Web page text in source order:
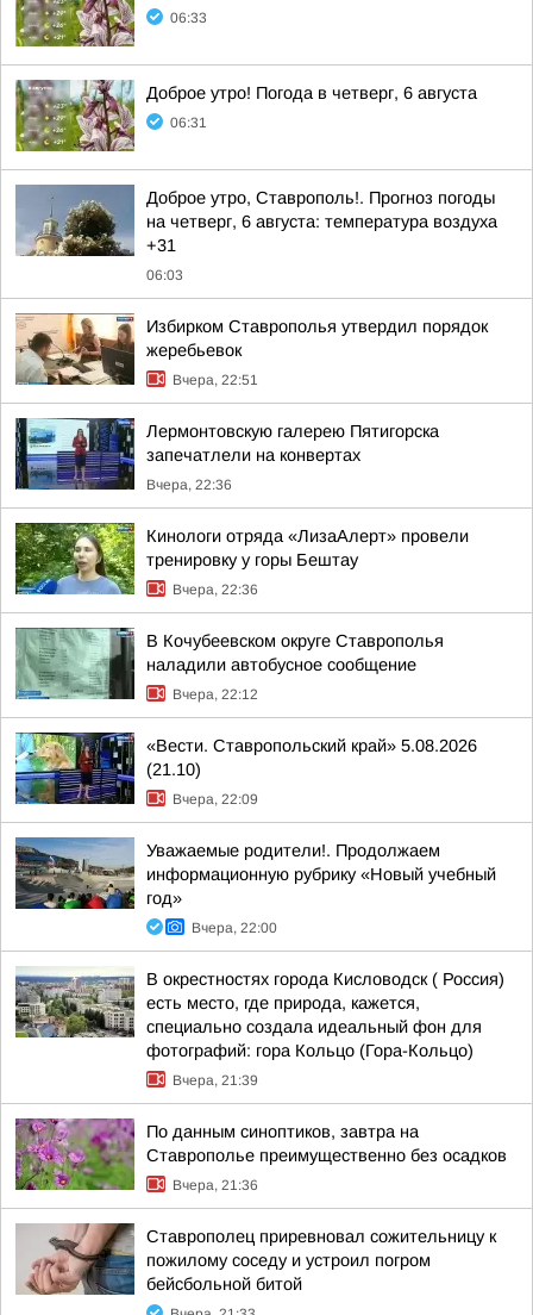
06:33
Доброе утро! Погода в четверг, 6 августа
06:31
Доброе утро, Ставрополь!. Прогноз погоды
на четверг, 6 августа: температура воздуха
+31
06:03
Избирком Ставрополья утвердил порядок
жеребьевок
Вчера, 22:51
Лермонтовскую галерею Пятигорска
запечатлели на конвертах
Вчера, 22:36
Кинологи отряда «ЛизаАлерт» провели
тренировку у горы Бештау
Вчера, 22:36
В Кочубеевском округе Ставрополья
наладили автобусное сообщение
Вчера, 22:12
«Вести. Ставропольский край» 5.08.2026
(21.10)
Вчера, 22:09
Уважаемые родители!. Продолжаем
информационную рубрику «Новый учебный
год»
Вчера, 22:00
В окрестностях города Кисловодск ( Россия)
есть место, где природа, кажется,
специально создала идеальный фон для
фотографий: гора Кольцо (Гора-Кольцо)
Вчера, 21:39
По данным синоптиков, завтра на
Ставрополье преимущественно без осадков
Вчера, 21:36
Ставрополец приревновал сожительницу к
пожилому соседу и устроил погром
бейсбольной битой